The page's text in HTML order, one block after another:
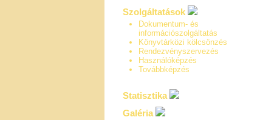
Szolgáltatások
Dokumentum- és
információszolgáltatás
Könyvtárközi kölcsönzés
Rendezvényszervezés
Használóképzés
Továbbképzés
Statisztika
Galéria